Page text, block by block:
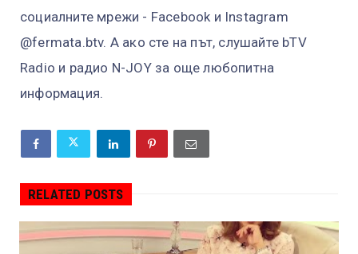
социалните мрежи - Facebook и Instagram
@fermata.btv. А ако сте на път, слушайте bTV
Radio и радио N-JOY за още любопитна
информация.
RELATED POSTS